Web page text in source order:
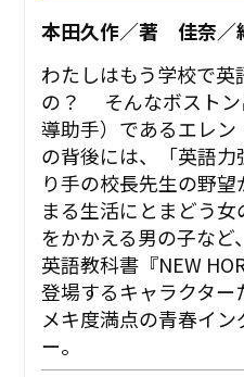
本田久作／著 佳奈／
わたしはもう学校で英
の？ そんなボストン
導助手）であるエレ
の背後には、「英語
り手の校長先生の野
まる生活にとまどう
をかかえる男の子な
英語教科書『NEW
登場するキャラクター
メキ度満点の青春イ
ー。